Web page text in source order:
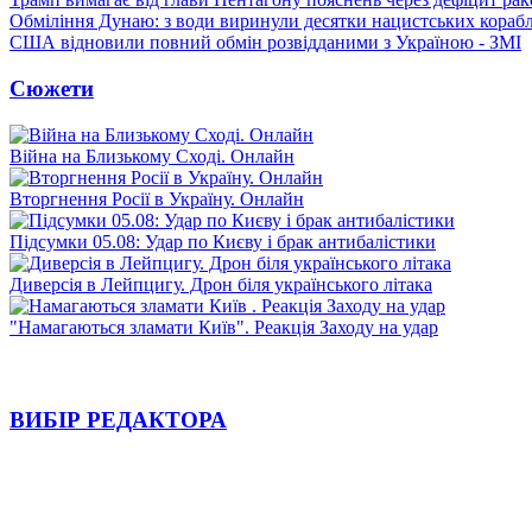
Обміління Дунаю: з води виринули десятки нацистських
США відновили повний обмін розвідданими з Україною - ЗМІ
Сюжети
Війна на Близькому Сході. Онлайн
Вторгнення Росії в Україну. Онлайн
Підсумки 05.08: Удар по Києву і брак антибалістики
Диверсія в Лейпцигу. Дрон біля українського літака
"Намагаються зламати Київ". Реакція Заходу на удар
ВИБІР РЕДАКТОРА